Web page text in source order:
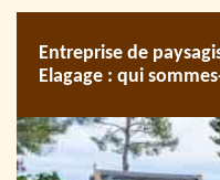
Entreprise de
Elagage : qui